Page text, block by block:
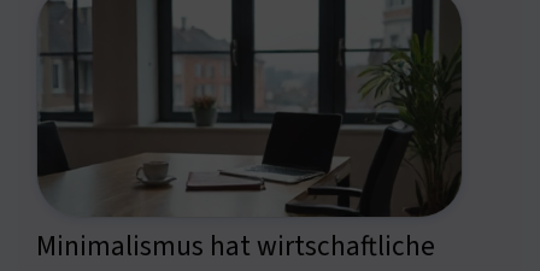
Minimalismus hat wirtschaftliche